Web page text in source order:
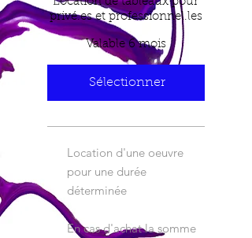
privé.es et professionnel.les
Valable 6 mois
Sélectionner
Location d'une oeuvre
pour une durée
déterminée
En cas d'achat la somme